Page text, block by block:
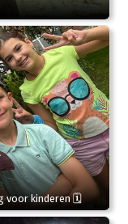
voor kinderen 🗓